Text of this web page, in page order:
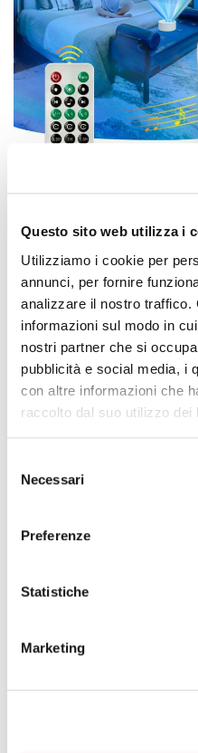
Questo sito web utilizza i
Utilizziamo i cookie per
annunci, per fornire
analizzare il nostro traffico.
informazioni sul modo in
nostri partner che si
pubblicità e social media, i
con altre informazioni che
raccolto dal suo utilizzo dei
delNecessari
Preferenze
Statistiche
Marketing
Bottega Verde